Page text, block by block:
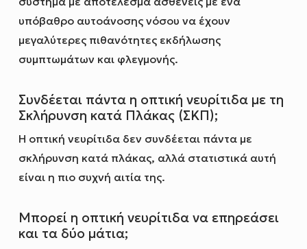
υπόβαθρο αυτοάνοσης νόσου να έχουν
μεγαλύτερες πιθανότητες εκδήλωσης
συμπτωμάτων και φλεγμονής.
Συνδέεται πάντα η οπτική νευρίτιδα με τη
Σκλήρυνση κατά Πλάκας (ΣΚΠ);
Η οπτική νευρίτιδα δεν συνδέεται πάντα με
σκλήρυνση κατά πλάκας, αλλά στατιστικά αυτή
είναι η πιο συχνή αιτία της.
Μπορεί η οπτική νευρίτιδα να επηρεάσει
και τα δύο μάτια;